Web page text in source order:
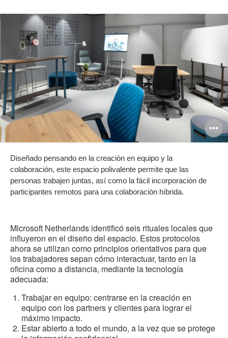
Diseñado pensando en la creación en equipo y la
colaboración, este espacio polivalente permite que las
personas trabajen juntas, así como la fácil incorporación de
participantes remotos para una colaboración híbrida.
Microsoft Netherlands identificó seis rituales locales que
influyeron en el diseño del espacio. Estos protocolos
ahora se utilizan como principios orientativos para que
los trabajadores sepan cómo interactuar, tanto en la
oficina como a distancia, mediante la tecnología
adecuada:
Trabajar en equipo: centrarse en la creación en
equipo con los partners y clientes para lograr el
máximo impacto.
Estar abierto a todo el mundo, a la vez que se protege